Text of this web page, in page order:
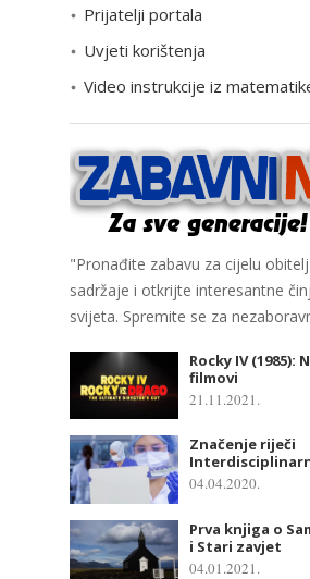
j Prijatelji portala
Uvjeti korištenja
Video instrukcije iz
"Pronađite zabavu za cijelu
sadržaje i otkrijte interesantne
svijeta. Spremite se za
Rocky IV (1985):
filmovi
21.11.2021.
Značenje riječi
04.04.2020.
Prva knjiga o
i Stari zavjet
04.01.2021.